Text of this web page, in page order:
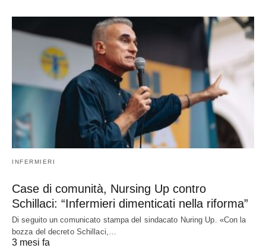
INFERMIERI
Case di comunità, Nursing Up contro
Schillaci: “Infermieri dimenticati nella riforma”
Di seguito un comunicato stampa del sindacato Nuring Up. «Con la
bozza del decreto Schillaci,…
3 mesi fa